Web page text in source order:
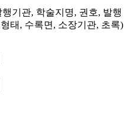
기관, 학술지명, 권호, 발행
태, 수록면, 소장기관, 초록)